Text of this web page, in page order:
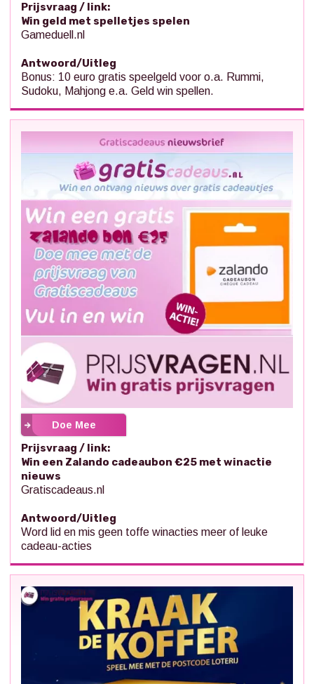
Prijsvraag / link:
Win geld met spelletjes spelen
Gameduell.nl
Antwoord/Uitleg
Bonus: 10 euro gratis speelgeld voor o.a. Rummi,
Sudoku, Mahjong e.a. Geld win spellen.
Doe Mee
Prijsvraag / link:
Win een Zalando cadeaubon €25 met winactie
nieuws
Gratiscadeaus.nl
Antwoord/Uitleg
Word lid en mis geen toffe winacties meer of leuke
cadeau-acties